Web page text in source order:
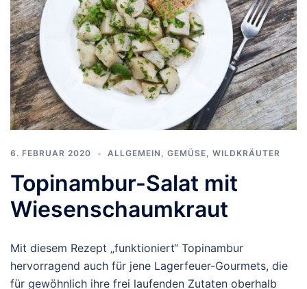
6. FEBRUAR 2020 ALLGEMEIN GEMÜSE WILDKRÄUTER
Topinambur-Salat mit
Wiesenschaumkraut
Mit diesem Rezept „funktioniert“ Topinambur
hervorragend auch für jene Lagerfeuer-Gourmets, die
für gewöhnlich ihre frei laufenden Zutaten oberhalb